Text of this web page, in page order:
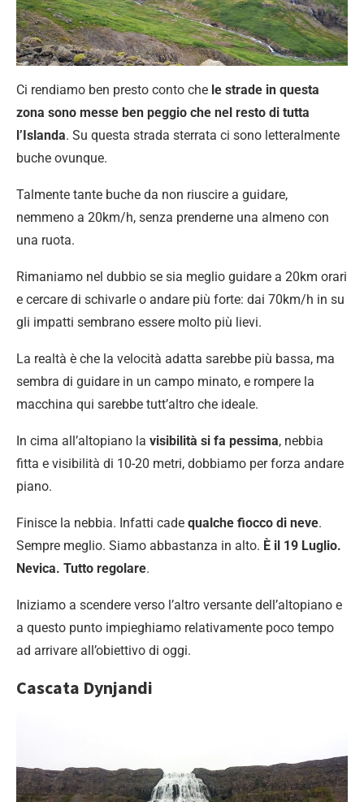
Ci rendiamo ben presto conto che le strade in questa
zona sono messe ben peggio che nel resto di tutta
l’Islanda. Su questa strada sterrata ci sono letteralmente
buche ovunque.
Talmente tante buche da non riuscire a guidare,
nemmeno a 20km/h, senza prenderne una almeno con
una ruota.
Rimaniamo nel dubbio se sia meglio guidare a 20km orari
e cercare di schivarle o andare più forte: dai 70km/h in su
gli impatti sembrano essere molto più lievi.
La realtà è che la velocità adatta sarebbe più bassa, ma
sembra di guidare in un campo minato, e rompere la
macchina qui sarebbe tutt’altro che ideale.
In cima all’altopiano la visibilità si fa pessima, nebbia
fitta e visibilità di 10-20 metri, dobbiamo per forza andare
piano.
Finisce la nebbia. Infatti cade qualche fiocco di neve.
Sempre meglio. Siamo abbastanza in alto. È il 19 Luglio.
Nevica. Tutto regolare.
Iniziamo a scendere verso l’altro versante dell’altopiano e
a questo punto impieghiamo relativamente poco tempo
ad arrivare all’obiettivo di oggi.
Cascata Dynjandi